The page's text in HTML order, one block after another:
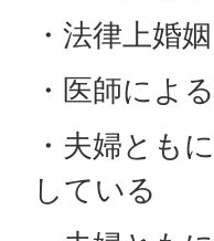
・法律上婚
・医師によ
・夫婦とも
している